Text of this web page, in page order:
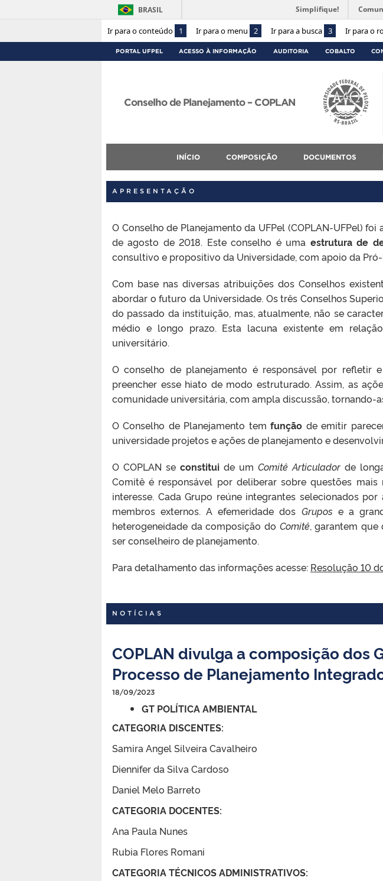
Ir para o conteúdo 1 Ir para o menu 2 Ir para a busca 3 Ir para o
BRASIL Simplifique!
PORTAL UFPEL ACESSO À INFORMAÇÃO AUDITORIA COBALTO
Conselho de Planejamento – COPLAN
INÍCIO COMPOSIÇÃO DOCUMENTOS
APRESENTAÇÃO
O Conselho de Planejamento da UFPel (COPLAN-UFPel)
de agosto de 2018. Este conselho éuma estrutura de
consultivo e propositivo da Universidade, com apoio da
Com base nas diversas atribuições dos Conselhos
abordar o futuro da Universidade. Os três Conselhos
do passado da instituição, mas, atualmente, não se
médio e longo prazo. Esta lacuna existente em
universitário.
O conselho de planejamento é responsável por refletir
preencher esse hiato de modo estruturado. Assim, as
comunidade universitária, com ampla discussão, tornando-
O Conselho de Planejamento temfunção de emitir
universidade projetos e ações de planejamento e
O COPLAN se constitui deum Comitê Articuladorde
Comitê é responsável por deliberar sobre questões
interesse. Cada Grupo reúne integrantes selecionados
membros externos. A efemeridade dos Grupose a
heterogeneidade da composição do Comitê, garantem que
ser conselheiro de planejamento.
Para detalhamento das informações acesse: Resolução 10
NOTÍCIAS
COPLAN divulga a composição dos
Processo de Planejamento
18/09/2023
GT POLÍTICA AMBIENTAL
CATEGORIA DISCENTES:
Samira Angel Silveira Cavalheiro
Diennifer da Silva Cardoso
Daniel Melo Barreto
CATEGORIA DOCENTES:
Ana Paula Nunes
Rubia Flores Romani
CATEGORIA TÉCNICOS ADMINISTRATIVOS: